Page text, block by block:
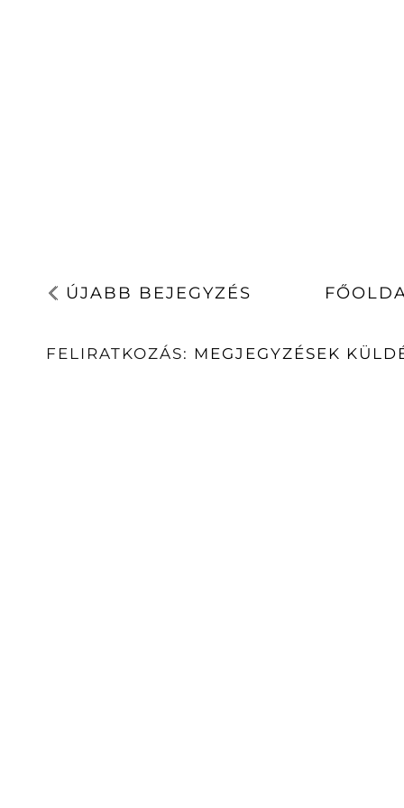
ÚJABB BEJEGYZÉS
FELIRATKOZÁS: MEGJEGYZÉSEK